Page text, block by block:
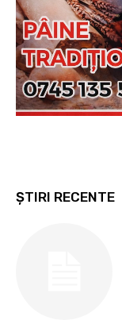
ȘTIRI RECENTE